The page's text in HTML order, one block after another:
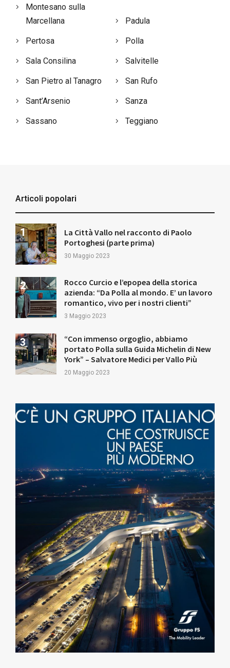
Montesano sulla
Marcellana
Padula
Pertosa Polla
Sala Consilina Salvitelle
San Pietro al Tanagro San Rufo
Sant’Arsenio Sanza
Sassano Teggiano
Articoli popolari
La Città Vallo nel racconto di Paolo
Portoghesi (parte prima)
30 Maggio 2023
Rocco Curcio e l’epopea della storica
azienda: “Da Polla al mondo. E’ un lavoro
romantico, vivo per i nostri clienti”
3 Maggio 2023
“Con immenso orgoglio, abbiamo
portato Polla sulla Guida Michelin di New
York” – Salvatore Medici per Vallo Più
20 Maggio 2023